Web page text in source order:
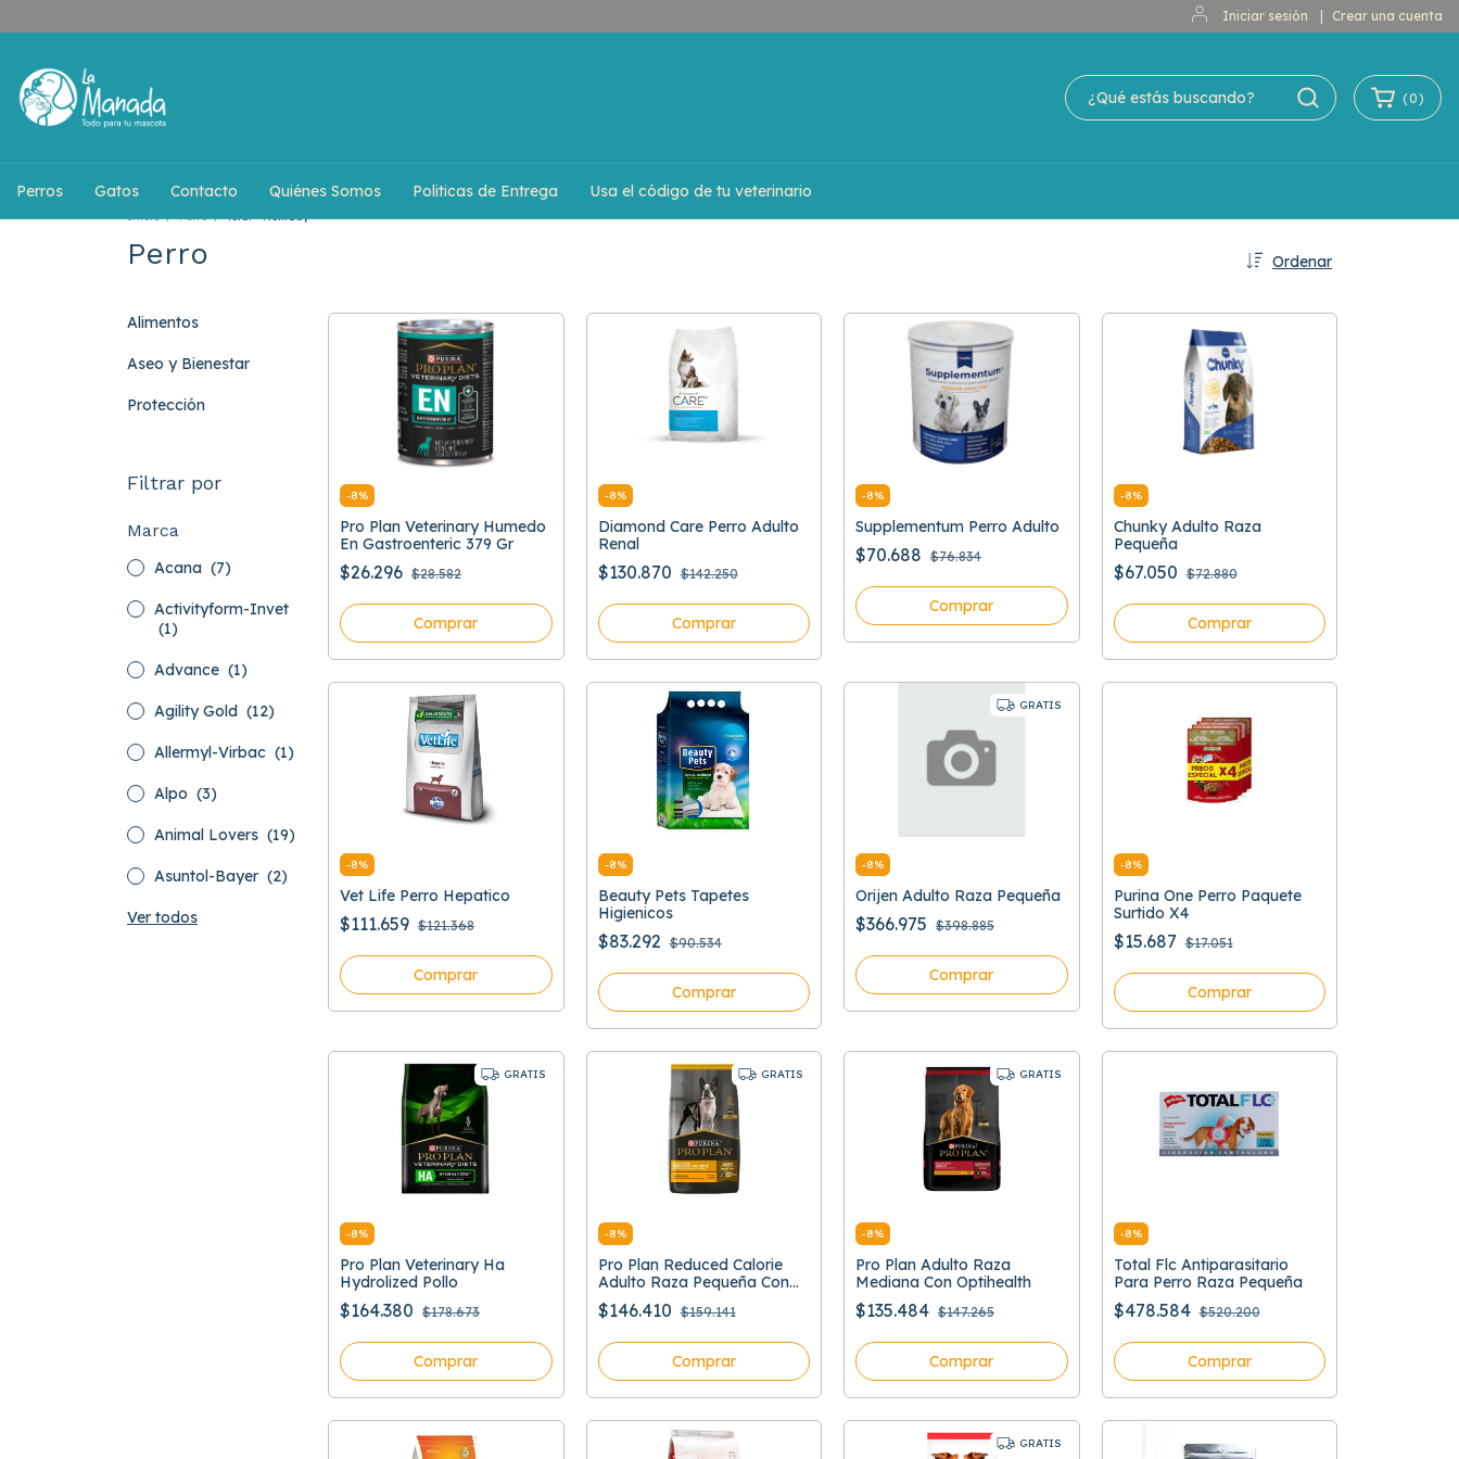
Iniciar sesión Crear una cuenta
(0)
Perros Gatos Contacto Quiénes Somos Politicas de Entrega Usa el código de tu veterinario
Inicio / Perro / Total - Holliday
Perro Ordenar
Alimentos
Aseo y Bienestar
Protección
Filtrar por
Marca
Acana (7)
Activityform-Invet
(1)
Advance (1)
Agility Gold (12)
Allermyl-Virbac (1)
Alpo (3)
Animal Lovers (19)
Asuntol-Bayer (2)
Ver todos
-8%
Pro Plan Veterinary Humedo
En Gastroenteric 379 Gr
$26.296 $28.582
Comprar
-8%
Diamond Care Perro Adulto
Renal
$130.870 $142.250
Comprar
-8%
Supplementum Perro Adulto
$70.688 $76.834
Comprar
-8%
Chunky Adulto Raza
Pequeña
$67.050 $72.880
Comprar
-8%
Vet Life Perro Hepatico
$111.659 $121.368
Comprar
-8%
Beauty Pets Tapetes
Higienicos
$83.292 $90.534
Comprar
GRATIS
-8%
Orijen Adulto Raza Pequeña
$366.975 $398.885
Comprar
-8%
Purina One Perro Paquete
Surtido X4
$15.687 $17.051
Comprar
GRATIS
-8%
Pro Plan Veterinary Ha
Hydrolized Pollo
$164.380 $178.673
Comprar
GRATIS
-8%
Pro Plan Reduced Calorie
Adulto Raza Pequeña Con
Optifit
$146.410 $159.141
Comprar
GRATIS
-8%
Pro Plan Adulto Raza
Mediana Con Optihealth
$135.484 $147.265
Comprar
-8%
Total Flc Antiparasitario
Para Perro Raza Pequeña
$478.584 $520.200
Comprar
GRATIS